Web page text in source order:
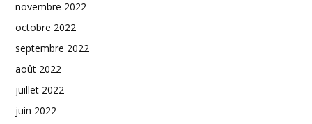
novembre 2022
octobre 2022
septembre 2022
août 2022
juillet 2022
juin 2022